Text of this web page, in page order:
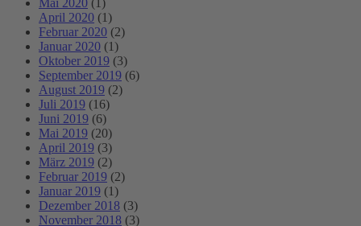
Mai 2020 (1)
April 2020 (1)
Februar 2020 (2)
Januar 2020 (1)
Oktober 2019 (3)
September 2019 (6)
August 2019 (2)
Juli 2019 (16)
Juni 2019 (6)
Mai 2019 (20)
April 2019 (3)
März 2019 (2)
Februar 2019 (2)
Januar 2019 (1)
Dezember 2018 (3)
November 2018 (3)